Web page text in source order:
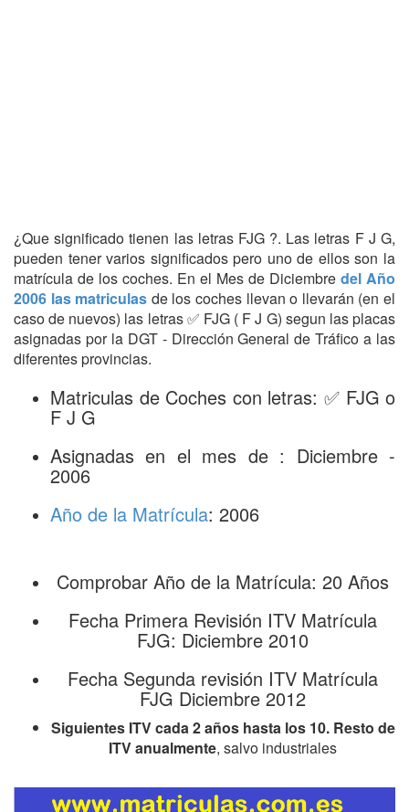
¿Que significado tienen las letras FJG ?. Las letras F J G,
pueden tener varios significados pero uno de ellos son la
matrícula de los coches. En el Mes de Diciembre del Año
2006 las matriculas de los coches llevan o llevarán (en el
caso de nuevos) las letras ✅ FJG ( F J G) segun las placas
asignadas por la DGT - Dirección General de Tráfico a las
diferentes provincias.
Matriculas de Coches con letras: ✅ FJG o
F J G
Asignadas en el mes de : Diciembre -
2006
Año de la Matrícula: 2006
Comprobar Año de la Matrícula: 20 Años
Fecha Primera Revisión ITV Matrícula
FJG: Diciembre 2010
Fecha Segunda revisión ITV Matrícula
FJG Diciembre 2012
Siguientes ITV cada 2 años hasta los 10. Resto de
ITV anualmente, salvo industriales